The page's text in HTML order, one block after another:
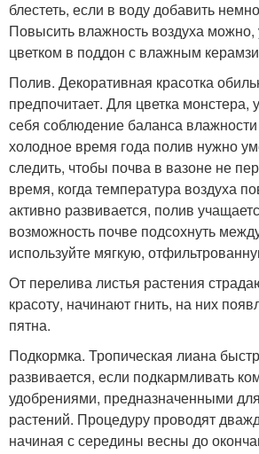
блестеть, если в воду добавить
Повысить влажность воздуха можно,
цветком в поддон с влажным
Полив. Декоративная красотка
предпочитает. Для цветка монстера,
себя соблюдение баланса
холодное время года полив нужно
следить, чтобы почва в вазоне не
время, когда температура воздуха
активно развивается, полив
возможность почве подсохнуть
используйте мягкую,
От перелива листья растения
красоту, начинают гнить, на них
пятна.
Подкормка. Тропическая лиана
развивается, если подкармливать
удобрениями, предназначенными
растений. Процедуру проводят
начиная с середины весны до